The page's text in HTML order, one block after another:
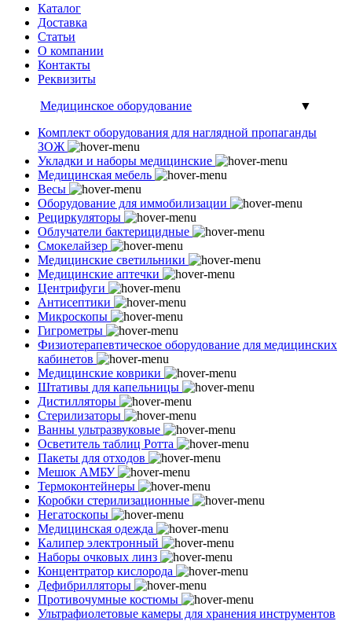
Каталог
Доставка
Статьи
О компании
Контакты
Реквизиты
Медицинское оборудование
▼
Комплект оборудования для наглядной пропаганды
ЗОЖ
Укладки и наборы медицинские
Медицинская мебель
Весы
Оборудование для иммобилизации
Рециркуляторы
Облучатели бактерицидные
Смокелайзер
Медицинские светильники
Медицинские аптечки
Центрифуги
Антисептики
Микроскопы
Гигрометры
Физиотерапевтическое оборудование для медицинских
кабинетов
Медицинские коврики
Штативы для капельницы
Дистилляторы
Стерилизаторы
Ванны ультразвуковые
Осветитель таблиц Ротта
Пакеты для отходов
Мешок АМБУ
Термоконтейнеры
Коробки стерилизационные
Негатоскопы
Медицинская одежда
Калипер электронный
Наборы очковых линз
Концентратор кислорода
Дефибрилляторы
Противочумные костюмы
Ультрафиолетовые камеры для хранения инструментов